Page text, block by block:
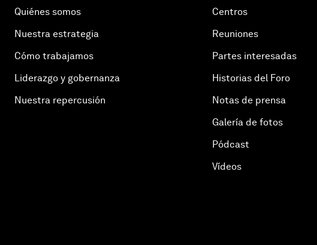
Quiénes somos
Nuestra estrategia
Cómo trabajamos
Liderazgo y gobernanza
Nuestra repercusión
Centros
Reuniones
Partes interesadas
Historias del Foro
Notas de prensa
Galería de fotos
Pódcast
Vídeos